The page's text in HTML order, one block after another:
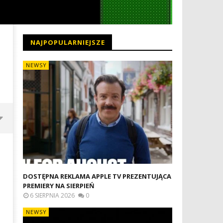
NAJPOPULARNIEJSZE
NEWSY
DOSTĘPNA REKLAMA APPLE TV PREZENTUJĄCA
PREMIERY NA SIERPIEŃ
6 SIERPNIA 2026 0
NEWSY